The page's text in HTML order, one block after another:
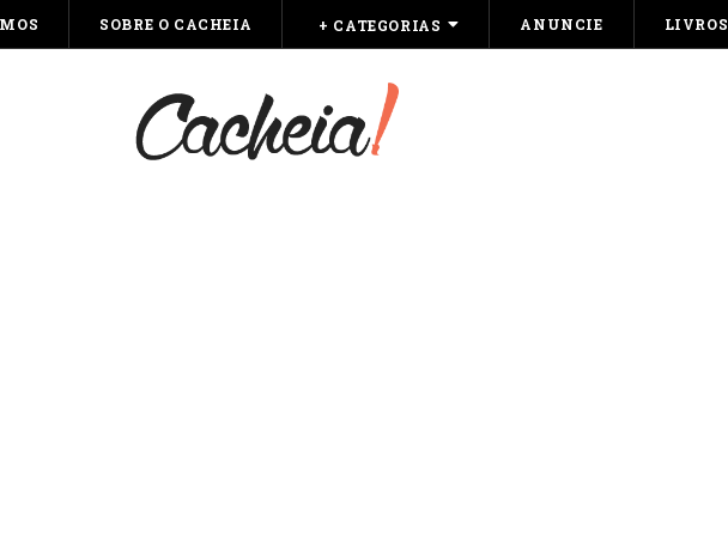
SOBRE O CACHEIA + CATEGORIAS ANUNCIE LIVROS